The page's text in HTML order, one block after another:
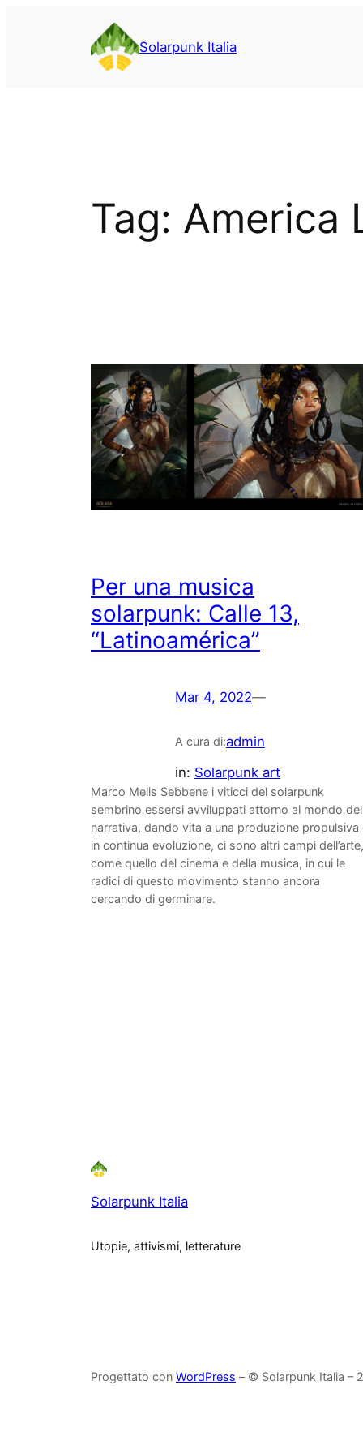
Solarpunk Italia
Tag: America
Per una musica
solarpunk: Calle 13,
“Latinoamérica”
Mar 4, 2022—
A cura di:admin
in: Solarpunk art
Marco Melis Sebbene i viticci del solarpunk
sembrino essersi avviluppati attorno al mondo
narrativa, dando vita a una produzione propulsiva
in continua evoluzione, ci sono altri campi dell’arte,
come quello del cinema e della musica, in cui le
radici di questo movimento stanno ancora
cercando di germinare.
Solarpunk Italia
Utopie, attivismi, letterature
Progettato con WordPress – © Solarpunk Italia –